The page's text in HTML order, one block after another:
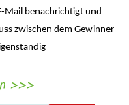
Mail benachrichtigt und
zwischen dem Gewinner
>>>